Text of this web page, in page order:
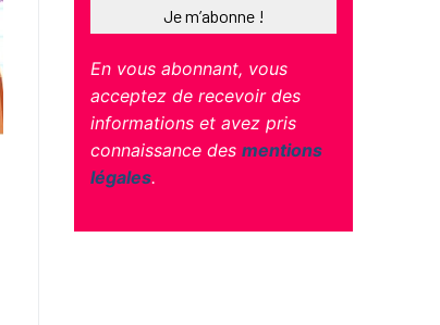
En vous abonnant, vous
acceptez de recevoir des
informations et avez pris
connaissance des mentions
légales.